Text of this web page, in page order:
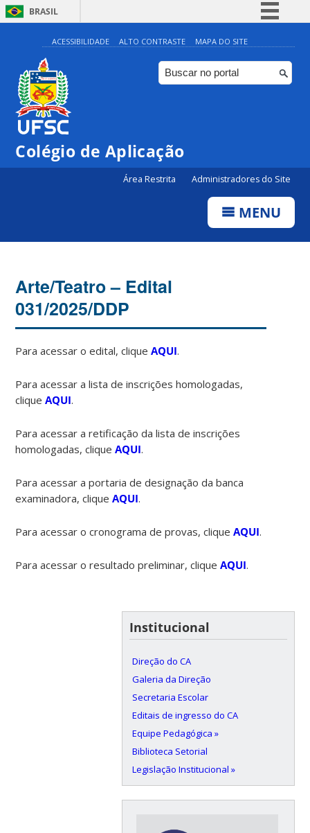
BRASIL
Simplifique!
Comunica BR
Participe
ACESSIBILIDADE ALTO CONTRASTE MAPA DO SITE
Colégio de Aplicação
Área Restrita Administradores do Site
MENU
Arte/Teatro – Edital
031/2025/DDP
Para acessar o edital, cliqueAQUI.
Para acessar a lista de inscrições homologadas,
cliqueAQUI.
Para acessar a retificação da lista de inscrições
homologadas, cliqueAQUI.
Para acessar a portaria de designação da banca
examinadora, cliqueAQUI.
Para acessar o cronograma de provas, cliqueAQUI.
Para acessar o resultado preliminar, cliqueAQUI.
Institucional
Direção do CA
Galeria da Direção
Secretaria Escolar
Editais de ingresso do CA
Equipe Pedagógica »
Biblioteca Setorial
Legislação Institucional »